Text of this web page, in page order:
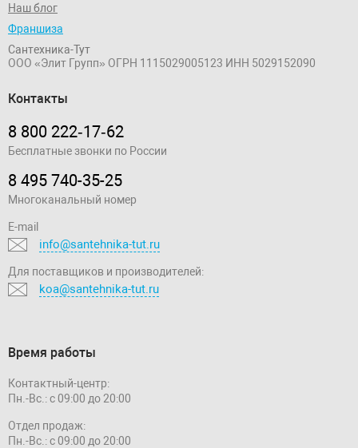
Наш блог
Франшиза
Сантехника-Тут
ООО «Элит Групп» ОГРН 1115029005123 ИНН 5029152090
Контакты
8 800 222‑17‑62
Бесплатные звонки по России
8 495 740-35-25
Многоканальный номер
E-mail
info@santehnika-tut.ru
Для поставщиков и производителей:
koa@santehnika-tut.ru
Время работы
Контактный-центр:
Пн.-Вс.: с 09:00 до 20:00
Отдел продаж:
Пн.-Вс.: с 09:00 до 20:00